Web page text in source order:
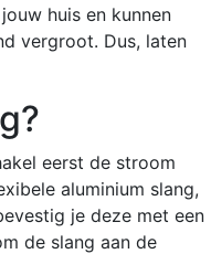
huis en kunnen
vergroot. Dus, laten
eerst de stroom
aluminium slang,
je deze met een
de slang aan de